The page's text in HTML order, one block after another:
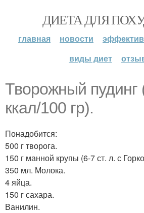
ДИЕТА ДЛЯ
главная новости
виды диет
Творожный пудинг
ккал/100 гр).
Понадобится:
500 г творога.
150 г манной крупы (6-7 ст. л. с
350 мл. Молока.
4 яйца.
150 г сахара.
Ванилин.